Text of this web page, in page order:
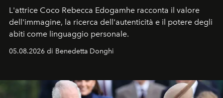
L'attrice Coco Rebecca Edogamhe racconta il valore
dell'immagine, la ricerca dell'autenticità e il potere degli
abiti come linguaggio personale.
05.08.2026 di Benedetta Donghi